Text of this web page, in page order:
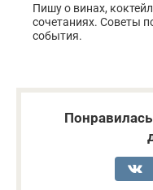
Пишу о винах,
сочетаниях. Советы
события.